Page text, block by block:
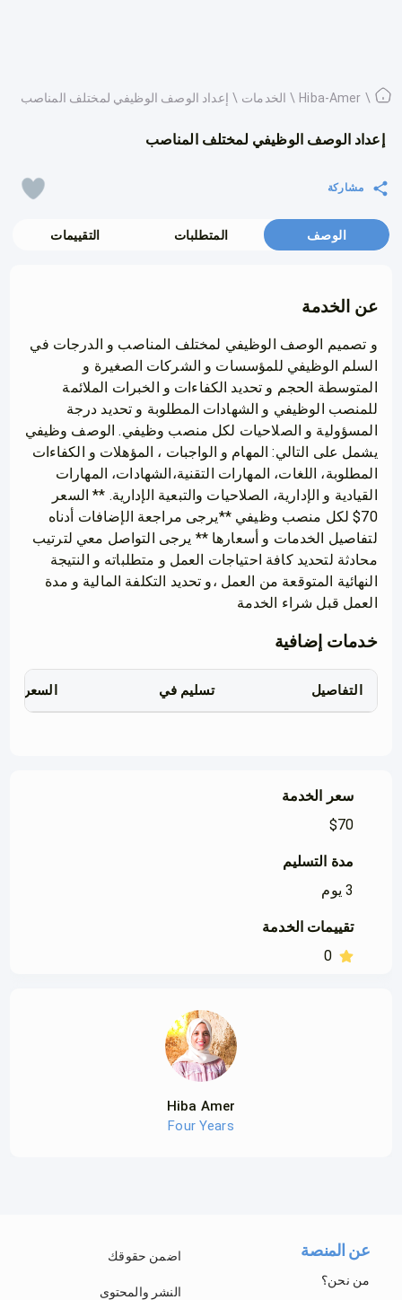
\
Hiba-Amer
\ الخدمات \ إعداد الوصف الوظيفي لمختلف المناصب
إعداد الوصف الوظيفي لمختلف المناصب
مشاركة
الوصف المتطلبات التقييمات
عن الخدمة
و تصميم الوصف الوظيفي لمختلف المناصب و الدرجات في
السلم الوظيفي للمؤسسات و الشركات الصغيرة و
المتوسطة الحجم و تحديد الكفاءات و الخبرات الملائمة
للمنصب الوظيفي و الشهادات المطلوبة و تحديد درجة
المسؤولية و الصلاحيات لكل منصب وظيفي. الوصف وظيفي
يشمل على التالي: المهام و الواجبات ، المؤهلات و الكفاءات
المطلوبة، اللغات، المهارات التقنية،الشهادات، المهارات
القيادية و الإدارية، الصلاحيات والتبعية الإدارية. ** السعر
70$ لكل منصب وظيفي **يرجى مراجعة الإضافات أدناه
لتفاصيل الخدمات و أسعارها ** يرجى التواصل معي لترتيب
محادثة لتحديد كافة احتياجات العمل و متطلباته و النتيجة
النهائية المتوقعة من العمل ،و تحديد التكلفة المالية و مدة
العمل قبل شراء الخدمة
خدمات إضافية
التفاصيل تسليم في السعر
سعر الخدمة
$70
مدة التسليم
3 يوم
تقييمات الخدمة
0
Hiba Amer
Four Years
عن المنصة
من نحن؟
اضمن حقوقك
النشر والمحتوى